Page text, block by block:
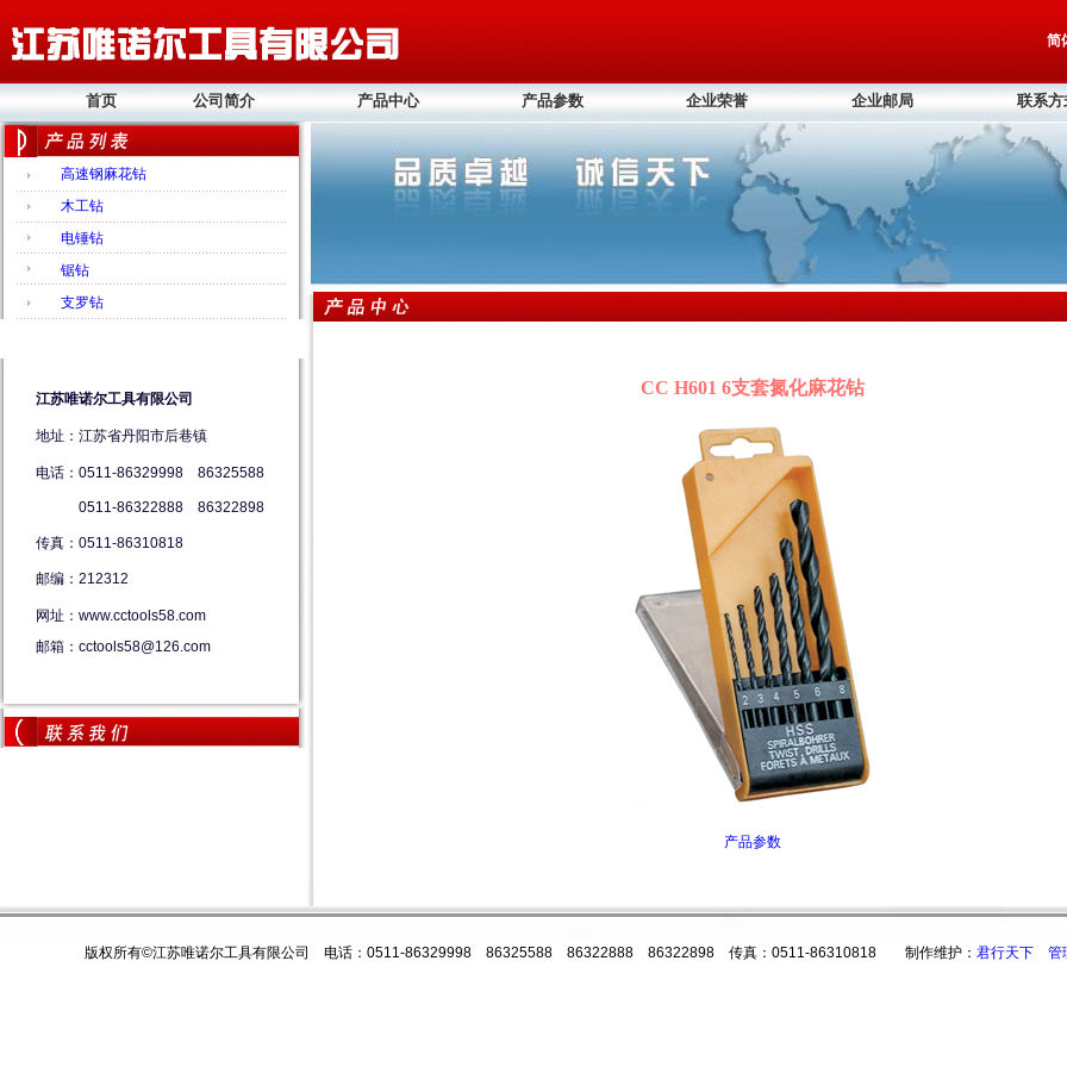
简
首页 公司简介 产品中心 产品参数 企业荣誉 企业邮局 联系方
高速钢麻花钻
木工钻
电锤钻
锯钻
支罗钻
江苏唯诺尔工具有限公司
地址：江苏省丹阳市后巷镇
电话：0511-86329998 86325588
0511-86322888 86322898
传真：0511-86310818
邮编：212312
网址：www.cctools58.com
邮箱：cctools58@126.com
CC H601 6支套氮化麻花钻
产品参数
版权所有©江苏唯诺尔工具有限公司 电话：0511-86329998 86325588 86322888 86322898 传真：0511-86310818 制作维护： 君行天下 管